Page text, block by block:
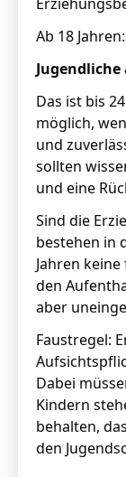
Ab 18
Das ist bis
möglich,
und
sollten
und eine
Sind die
bestehen in
Jahren
den
aber
Faustregel:
Dabei
Kindern
behalten,
den